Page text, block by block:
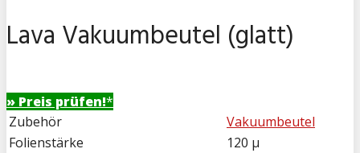
Lava Vakuumbeutel (glatt)
» Preis prüfen!*
Zubehör
Vakuumbeutel
Folienstärke
120 µ